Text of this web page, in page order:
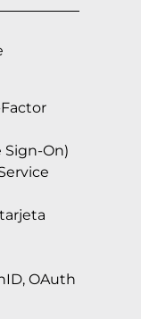
Sign-On)
OAuth